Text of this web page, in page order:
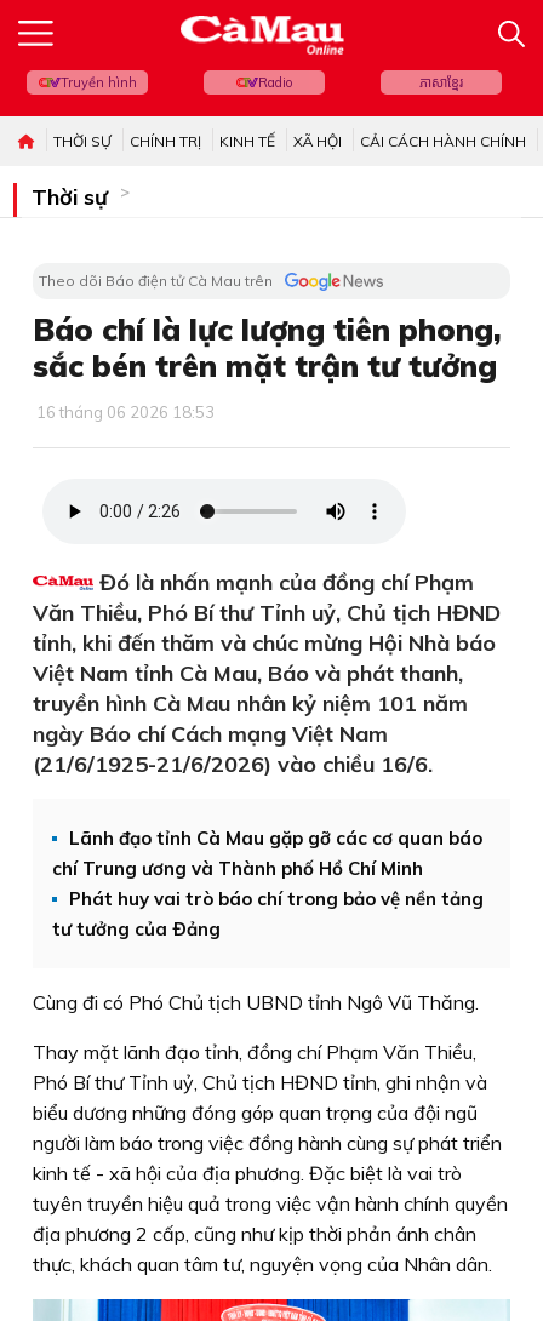
Truyền hình Radio ភាសាខ្មែរ
THỜI SỰ CHÍNH TRỊ KINH TẾ XÃ HỘI CẢI CÁCH HÀNH CHÍNH
Thời sự
Theo dõi Báo điện tử Cà Mau trên
Báo chí là lực lượng tiên phong,
sắc bén trên mặt trận tư tưởng
16 tháng 06 2026 18:53
Đó là nhấn mạnh của đồng chí Phạm
Văn Thiều, Phó Bí thư Tỉnh uỷ, Chủ tịch HĐND
tỉnh, khi đến thăm và chúc mừng Hội Nhà báo
Việt Nam tỉnh Cà Mau, Báo và phát thanh,
truyền hình Cà Mau nhân kỷ niệm 101 năm
ngày Báo chí Cách mạng Việt Nam
(21/6/1925-21/6/2026) vào chiều 16/6.
Lãnh đạo tỉnh Cà Mau gặp gỡ các cơ quan báo
chí Trung ương và Thành phố Hồ Chí Minh
Phát huy vai trò báo chí trong bảo vệ nền tảng
tư tưởng của Ðảng
Cùng đi có Phó Chủ tịch UBND tỉnh Ngô Vũ Thăng.
Thay mặt lãnh đạo tỉnh, đồng chí Phạm Văn Thiều,
Phó Bí thư Tỉnh uỷ, Chủ tịch HĐND tỉnh, ghi nhận và
biểu dương những đóng góp quan trọng của đội ngũ
người làm báo trong việc đồng hành cùng sự phát triển
kinh tế - xã hội của địa phương. Đặc biệt là vai trò
tuyên truyền hiệu quả trong việc vận hành chính quyền
địa phương 2 cấp, cũng như kịp thời phản ánh chân
thực, khách quan tâm tư, nguyện vọng của Nhân dân.